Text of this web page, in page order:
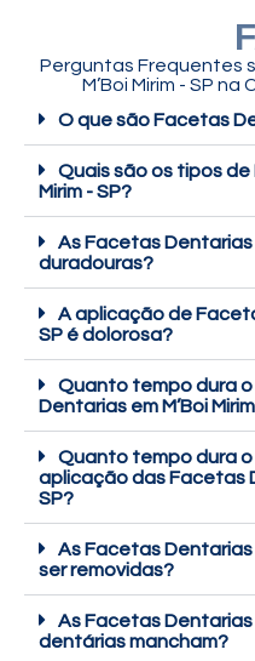
Perguntas Frequentes
M’Boi Mirim - SP
O que são Facetas
Quais são os tipos de
Mirim - SP?
As Facetas Dentarias
duradouras?
A aplicação de
SP é dolorosa?
Quanto tempo dura
Dentarias em M’Boi
Quanto tempo dura
aplicação das Facetas
SP?
As Facetas Dentarias
ser removidas?
As Facetas Dentarias
dentárias mancham?